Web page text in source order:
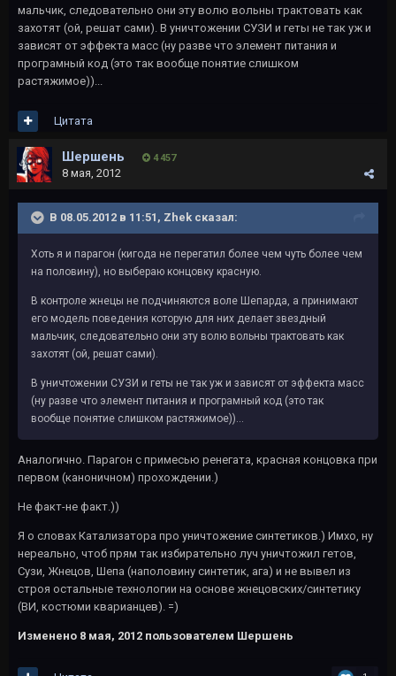
мальчик, следовательно они эту волю вольны трактовать как
захотят (ой, решат сами). В уничтожении СУЗИ и геты не так уж и
зависят от эффекта масс (ну разве что элемент питания и
програмный код (это так вообще понятие слишком
растяжимое))...
Цитата
Шершень 4 457
8 мая, 2012
В 08.05.2012 в 11:51, Zhek сказал:
Хоть я и парагон (кигода не перегатил более чем чуть более чем
на половину), но выбераю концовку красную.
В контроле жнецы не подчиняются воле Шепарда, а принимают
его модель поведения которую для них делает звездный
мальчик, следовательно они эту волю вольны трактовать как
захотят (ой, решат сами).
В уничтожении СУЗИ и геты не так уж и зависят от эффекта масс
(ну разве что элемент питания и програмный код (это так
вообще понятие слишком растяжимое))...
Аналогично. Парагон с примесью ренегата, красная концовка при
первом (каноничном) прохождении.)
Не факт-не факт.))
Я о словах Катализатора про уничтожение синтетиков.) Имхо, ну
нереально, чтоб прям так избирательно луч уничтожил гетов,
Сузи, Жнецов, Шепа (наполовину синтетик, ага) и не вывел из
строя остальные технологии на основе жнецовских/синтетику
(ВИ, костюми кварианцев). =)
Изменено 8 мая, 2012 пользователем Шершень